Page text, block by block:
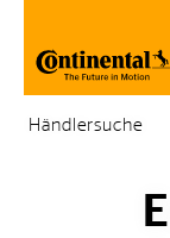
Händlersuche